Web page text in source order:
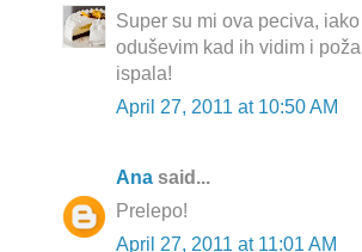
Super su mi ova peciva,
oduševim kad ih vidim i
ispala!
April 27, 2011 at 10:50 AM
Ana said...
Prelepo!
April 27, 2011 at 11:01 AM